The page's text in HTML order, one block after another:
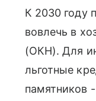
К 2030 году
вовлечь в
(ОКН). Для
льготные
памятников